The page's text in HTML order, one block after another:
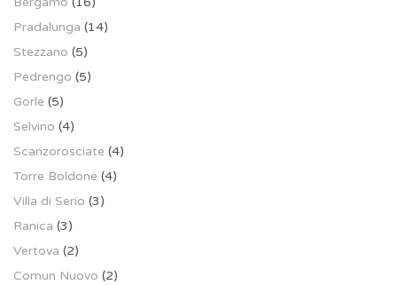
Pradalunga (14)
Stezzano (5)
Pedrengo (5)
Gorle (5)
Selvino (4)
Scanzorosciate (4)
Torre Boldone (4)
Villa di Serio (3)
Ranica (3)
Vertova (2)
Comun Nuovo (2)